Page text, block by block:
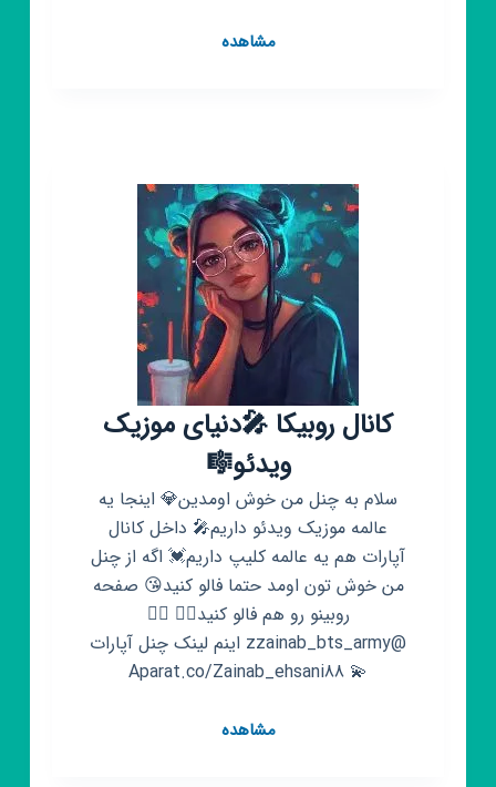
مشاهدهکانال
کانال روبیکا 🎤دنیای موزیک
ویدئو🎼
سلام به چنل من خوش اومدین💎 اینجا یه
عالمه موزیک ویدئو داریم🎤 داخل کانال
آپارات هم یه عالمه کلیپ داریم💓 اگه از چنل
من خوش تون اومد حتما فالو کنید😘 صفحه
روبینو رو هم فالو کنید🙆‍♀️ 👇🏻
@zzainab_bts_army اینم لینک چنل آپارات
💫 Aparat.co/Zainab_ehsani88
مشاهدهکانال